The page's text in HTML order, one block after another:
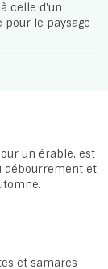
celle d'un
le paysage
un érable, est
débourrement et
et samares